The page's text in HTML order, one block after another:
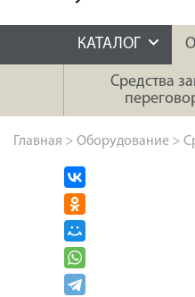
КАТАЛОГ
Средства
Главная > Оборудование >